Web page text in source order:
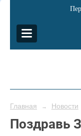
Главная → Новости
Поздравь